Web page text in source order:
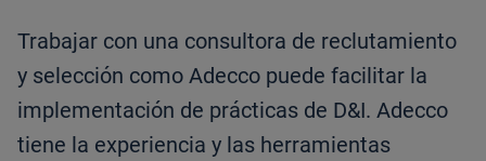
Trabajar con una consultora de reclutamiento
y selección como Adecco puede facilitar la
implementación de prácticas de D&I. Adecco
tiene la experiencia y las herramientas